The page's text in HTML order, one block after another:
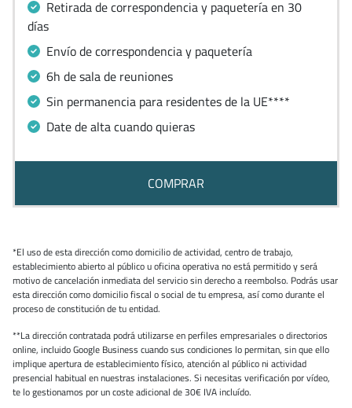
Retirada de correspondencia y paquetería en 30
días
Envío de correspondencia y paquetería
6h de sala de reuniones
Sin permanencia para residentes de la UE****
Date de alta cuando quieras
COMPRAR
*El uso de esta dirección como domicilio de actividad, centro de trabajo,
establecimiento abierto al público u oficina operativa no está permitido y será
motivo de cancelación inmediata del servicio sin derecho a reembolso. Podrás usar
esta dirección como domicilio fiscal o social de tu empresa, así como durante el
proceso de constitución de tu entidad.
**La dirección contratada podrá utilizarse en perfiles empresariales o directorios
online, incluido Google Business cuando sus condiciones lo permitan, sin que ello
implique apertura de establecimiento físico, atención al público ni actividad
presencial habitual en nuestras instalaciones. Si necesitas verificación por vídeo,
te lo gestionamos por un coste adicional de 30€ IVA incluído.